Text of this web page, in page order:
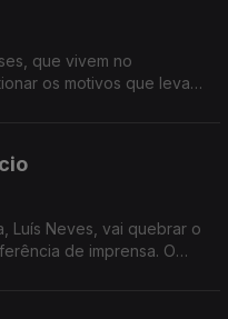
que vivem no
os motivos que levam
Luís Neves, vai quebrar o
de imprensa. O